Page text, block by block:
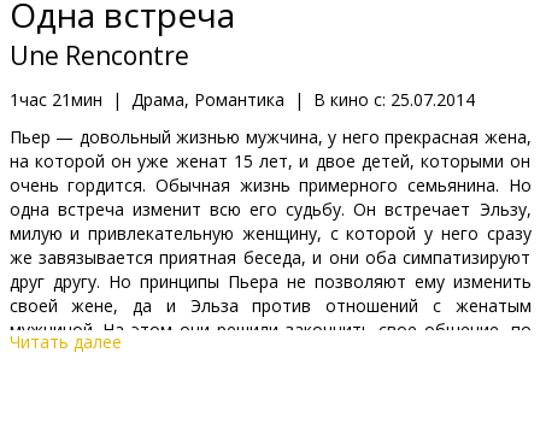
Клуб
Одна встреча
Une Rencontre
1час 21мин | Драма, Романтика | В кино с: 25.07.2014
Пьер — довольный жизнью мужчина, у него прекрасная жена,
на которой он уже женат 15 лет, и двое детей, которыми он
очень гордится. Обычная жизнь примерного семьянина. Но
одна встреча изменит всю его судьбу. Он встречает Эльзу,
милую и привлекательную женщину, с которой у него сразу
же завязывается приятная беседа, и они оба симпатизируют
друг другу. Но принципы Пьера не позволяют ему изменить
своей жене, да и Эльза против отношений с женатым
мужчиной. На этом они решили закончить свое общение, по
крайней мере они так считали. Но судьба распорядилась
Читать далее